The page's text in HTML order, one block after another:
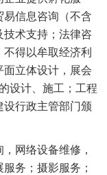
信息咨询（不含
技术支持；法律咨
得以牟取经济利
立体设计，展会
设计、施工；工程
设行政主管部门颁
网络设备维修，
务；摄影服务；